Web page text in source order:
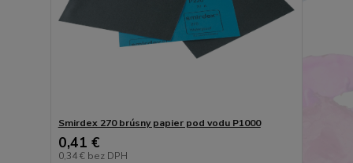
Smirdex 270 brúsny papier pod vodu P1000
0,41 €
0,34 € bez DPH